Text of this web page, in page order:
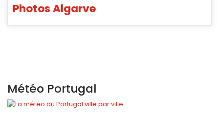
Photos Algarve
Météo Portugal